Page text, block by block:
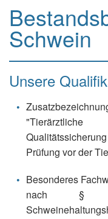
Schwein
Unsere
Prüfung vor der
Besonderes
nach